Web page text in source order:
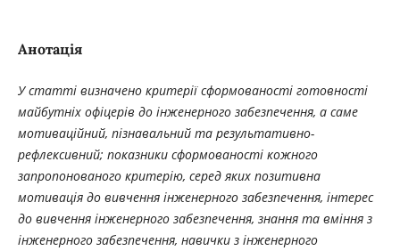
Анотація
У статті визначено критерії сформованості готовності
майбутніх офіцерів до інженерного забезпечення, а саме
мотиваційний, пізнавальний та результативно-
рефлексивний; показники сформованості кожного
запропонованого критерію, серед яких позитивна
мотивація до вивчення інженерного забезпечення, інтерес
до вивчення інженерного забезпечення, знання та вміння з
інженерного забезпечення, навички з інженерного